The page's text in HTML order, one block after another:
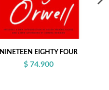
NINETEEN EIGHTY FOUR
$ 74.900